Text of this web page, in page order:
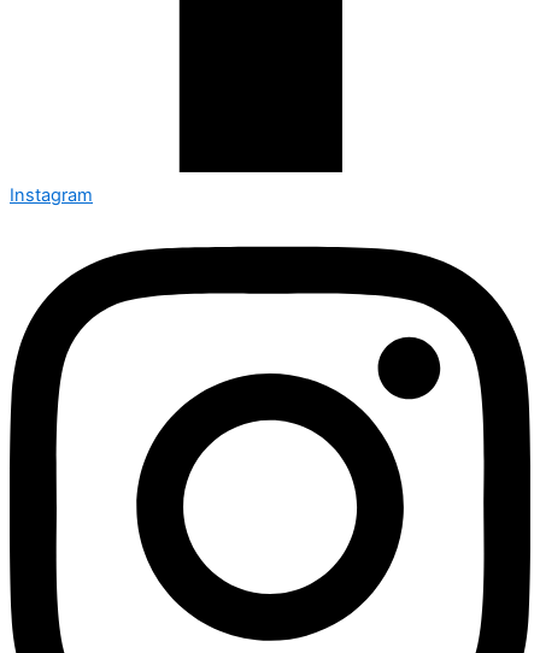
Instagram